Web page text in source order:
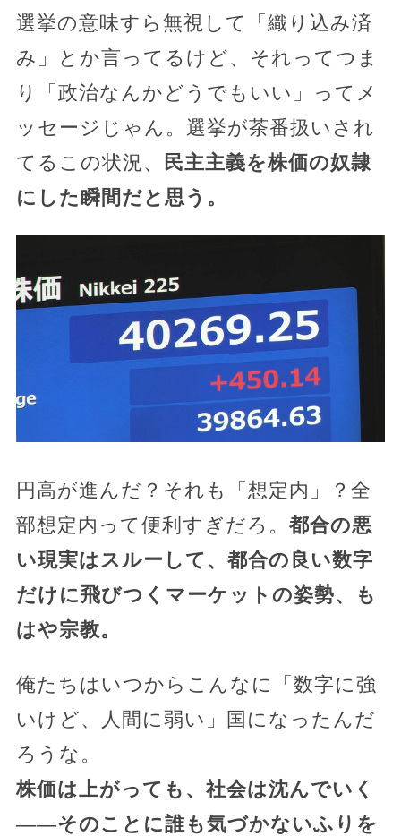
選挙の意味すら無視して「織り込み済
み」とか言ってるけど、それってつま
り「政治なんかどうでもいい」ってメ
ッセージじゃん。選挙が茶番扱いされ
てるこの状況、 民主主義を株価の奴隷
にした瞬間だと思う。
円高が進んだ？それも「想定内」？全
部想定内って便利すぎだろ。 都合の悪
い現実はスルーして、都合の良い数字
だけに飛びつくマーケットの姿勢、も
はや宗教。
俺たちはいつからこんなに「数字に強
いけど、人間に弱い」国になったんだ
ろうな。
株価は上がっても、社会は沈んでいく
——そのことに誰も気づかないふりを